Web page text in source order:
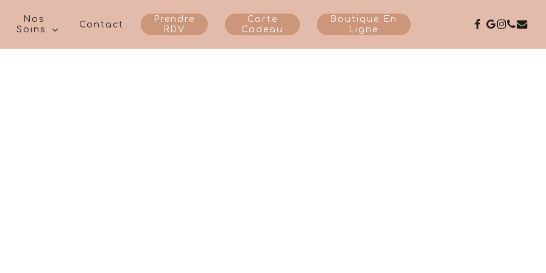
Nos
Soins
Contact
Prendre
RDV
Carte
Cadeau
Boutique En
Ligne
Facebook
Google-
Plus
Phone
Email